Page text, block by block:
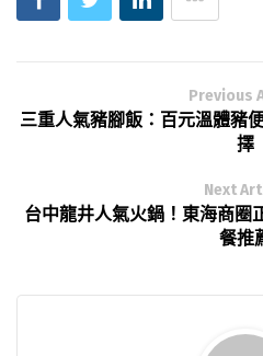
Previous
三重人氣豬腳飯：百元溫體豬
擇
Next
台中龍井人氣火鍋！東海商圈
餐推